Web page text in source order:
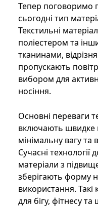
Тепер поговоримо
сьогодні тип
Текстильні
поліестером та
тканинами,
пропускають
вибором для
носіння.
Основні переваги
включають швидке
мінімальну вагу та
Сучасні
матеріали з
зберігають форму
використання. Такі
для бігу, фітнесу